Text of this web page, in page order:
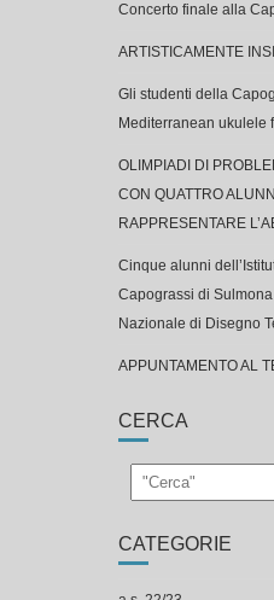
Concerto finale alla
ARTISTICAMENTE
Gli studenti della
Mediterranean ukulele
OLIMPIADI DI
CON QUATTRO
RAPPRESENTARE
Cinque alunni
Capograssi di
Nazionale di Disegno
APPUNTAMENTO AL
CERCA
CATEGORIE